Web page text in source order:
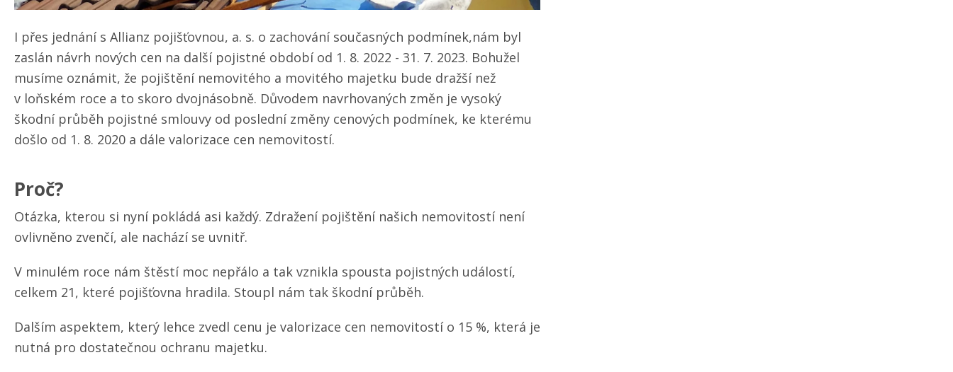
I přes jednání s Allianz pojišťovnou, a. s. o zachování současných podmínek,nám byl
zaslán návrh nových cen na další pojistné období od 1. 8. 2022 - 31. 7. 2023. Bohužel
musíme oznámit, že pojištění nemovitého a movitého majetku bude dražší než
v loňském roce a to skoro dvojnásobně. Důvodem navrhovaných změn je vysoký
škodní průběh pojistné smlouvy od poslední změny cenových podmínek, ke kterému
došlo od 1. 8. 2020 a dále valorizace cen nemovitostí.
Proč?
Otázka, kterou si nyní pokládá asi každý. Zdražení pojištění našich nemovitostí není
ovlivněno zvenčí, ale nachází se uvnitř.
V minulém roce nám štěstí moc nepřálo a tak vznikla spousta pojistných událostí,
celkem 21, které pojišťovna hradila. Stoupl nám tak škodní průběh.
Dalším aspektem, který lehce zvedl cenu je valorizace cen nemovitostí o 15 %, která je
nutná pro dostatečnou ochranu majetku.